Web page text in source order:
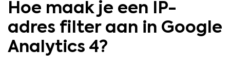
Hoe maak je een IP-
adres filter aan in Google
Analytics 4?